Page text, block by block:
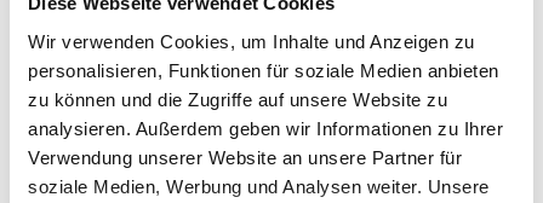
Wir verwenden Cookies, um Inhalte und Anzeigen zu
personalisieren, Funktionen für soziale Medien anbieten
zu können und die Zugriffe auf unsere Website zu
analysieren. Außerdem geben wir Informationen zu Ihrer
Verwendung unserer Website an unsere Partner für
soziale Medien, Werbung und Analysen weiter. Unsere
Ceny różnią się też w zależności od tego, czy masz już
terenówkę, czy dopiero rozglądasz się za pierwszym
autem do zabawy w błocie. I tak nawet „niedzielny off
road” potrafi...